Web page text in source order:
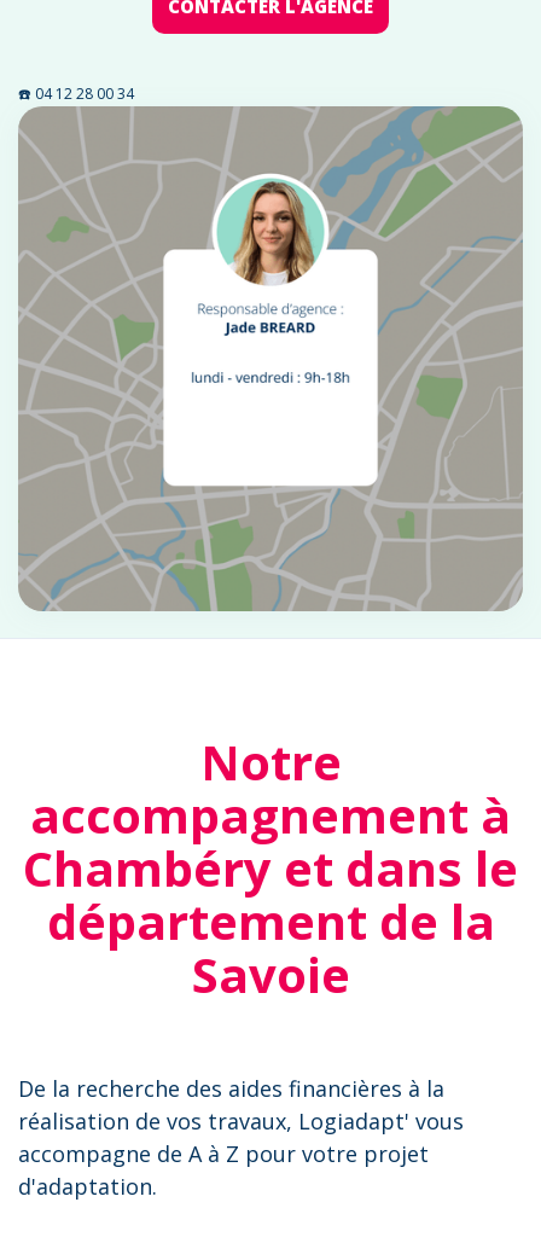
CONTACTER L'AGENCE
☎️ 04 12 28 00 34
Notre
accompagnement à
Chambéry et dans le
département de la
Savoie
De la recherche des aides financières à la
réalisation de vos travaux, Logiadapt' vous
accompagne de A à Z pour votre projet
d'adaptation.